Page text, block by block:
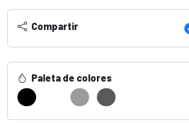
Compartir
Paleta de colores